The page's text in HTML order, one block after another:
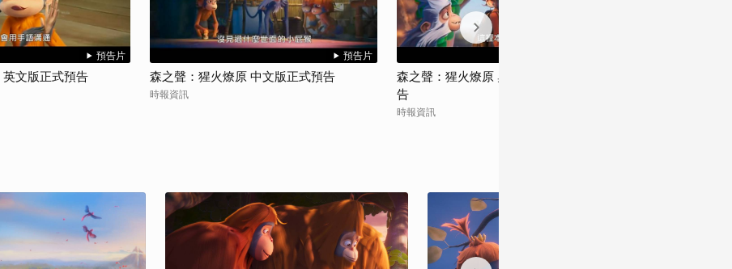
預告片
文版正式預告
預告片
森之聲：猩火燎原 中文版正式預告
時報資訊
森之聲：猩火燎原 奧茲 向全世界發聲篇預
告
時報資訊